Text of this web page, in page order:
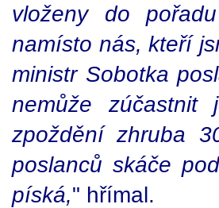
vloženy do
namísto nás, kteří
ministr Sobotka
nemůže zúčastnit
zpoždění zhruba
poslanců skáče
píská," hřímal.